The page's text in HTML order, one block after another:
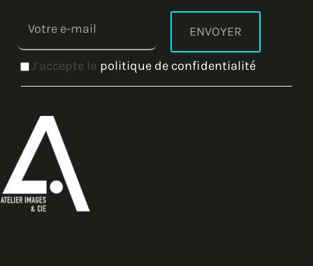
J’accepte la politique de confidentialité